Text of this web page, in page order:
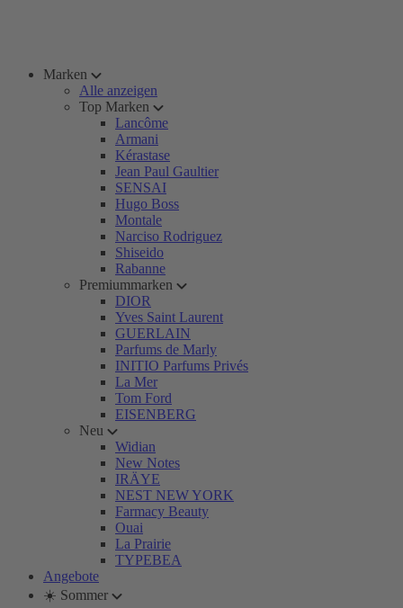
Marken
Alle anzeigen
Top Marken
Lancôme
Armani
Kérastase
Jean Paul Gaultier
SENSAI
Hugo Boss
Montale
Narciso Rodriguez
Shiseido
Rabanne
Premiummarken
DIOR
Yves Saint Laurent
GUERLAIN
Parfums de Marly
INITIO Parfums Privés
La Mer
Tom Ford
EISENBERG
Neu
Widian
New Notes
IRÄYE
NEST NEW YORK
Farmacy Beauty
Ouai
La Prairie
TYPEBEA
Angebote
☀️ Sommer